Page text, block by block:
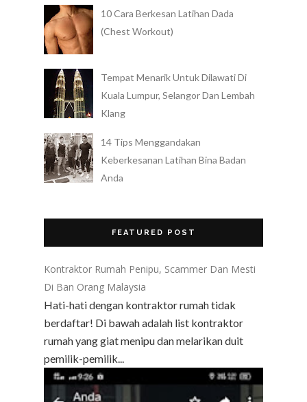
10 Cara Berkesan Latihan Dada
(Chest Workout)
Tempat Menarik Untuk Dilawati Di
Kuala Lumpur, Selangor Dan Lembah
Klang
14 Tips Menggandakan
Keberkesanan Latihan Bina Badan
Anda
FEATURED POST
Kontraktor Rumah Penipu, Scammer Dan Mesti
Di Ban Orang Malaysia
Hati-hati dengan kontraktor rumah tidak
berdaftar! Di bawah adalah list kontraktor
rumah yang giat menipu dan melarikan duit
pemilik-pemilik...